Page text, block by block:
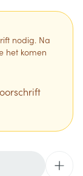
nodig. Na
het komen